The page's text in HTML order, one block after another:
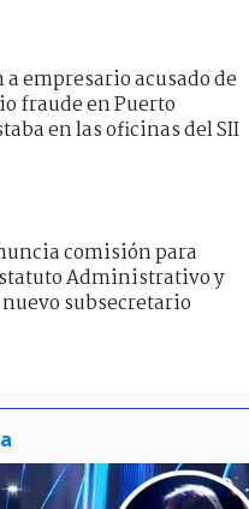
empresario acusado de
fraude en Puerto
en las oficinas del SII
comisión para
Administrativo y
subsecretario